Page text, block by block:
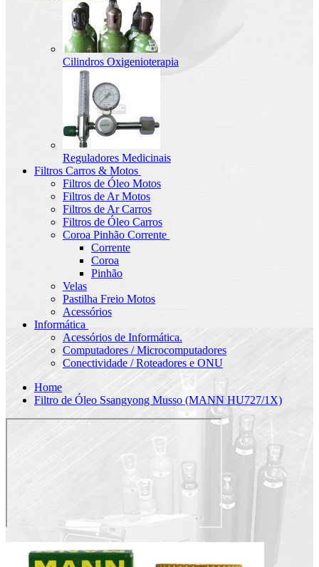
Cilindros Oxigenioterapia
Reguladores Medicinais
Filtros Carros & Motos
Filtros de Óleo Motos
Filtros de Ar Motos
Filtros de Ar Carros
Filtros de Óleo Carros
Coroa Pinhão Corrente
Corrente
Coroa
Pinhão
Velas
Pastilha Freio Motos
Acessórios
Informática
Acessórios de Informática.
Computadores / Microcomputadores
Conectividade / Roteadores e ONU
Home
Filtro de Óleo Ssangyong Musso (MANN HU727/1X)